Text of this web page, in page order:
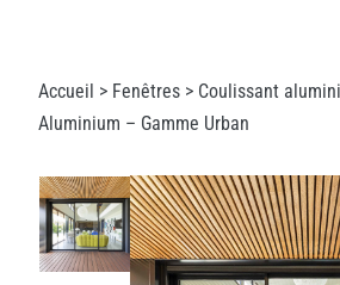
Accueil > Fenêtres > Coulissant
Aluminium – Gamme Urban